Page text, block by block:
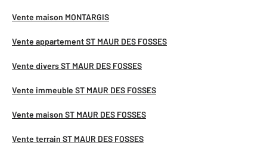
Vente maison MONTARGIS
Vente appartement ST MAUR DES FOSSES
Vente divers ST MAUR DES FOSSES
Vente immeuble ST MAUR DES FOSSES
Vente maison ST MAUR DES FOSSES
Vente terrain ST MAUR DES FOSSES